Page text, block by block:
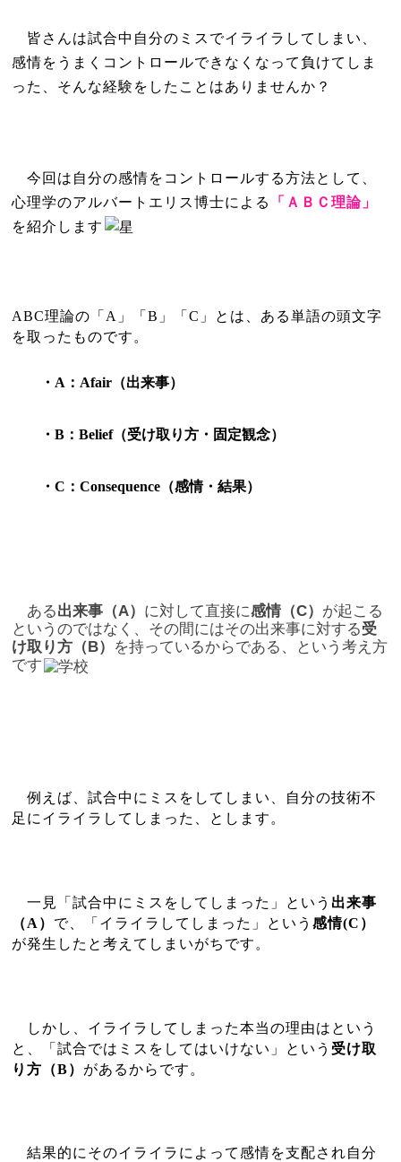
皆さんは試合中自分のミスでイライラしてしまい、
感情をうまくコントロールできなくなって負けてしま
った、そんな経験をしたことはありませんか？
今回は自分の感情をコントロールする方法として、
心理学のアルバートエリス博士による
「ＡＢＣ理論」
を紹介します
ABC理論の「 A 」「B 」「C 」とは、ある単語の頭文字
を取ったものです。
・A ：Afair （出来事）
・B ：Belief（受け取り方・固定観念）
・C ：Consequence （感情・結果）
ある出来事（A） に対して直接に感情（C） が起こる
というのではなく、その間にはその出来事に対する受
け取り方（ B） を持っているからである、という考え方
です
例えば、試合中にミスをしてしまい、自分の技術不
足にイライラしてしまった、とします。
一見「試合中にミスをしてしまった」という 出来事
（A ） で、「イライラしてしまった」という感情(C ）
が発生したと考えてしまいがちです。
しかし、イライラしてしまった本当の理由はという
と、「試合ではミスをしてはいけない」という 受け取
り方（B） があるからです。
結果的にそのイライラによって感情を支配され自分